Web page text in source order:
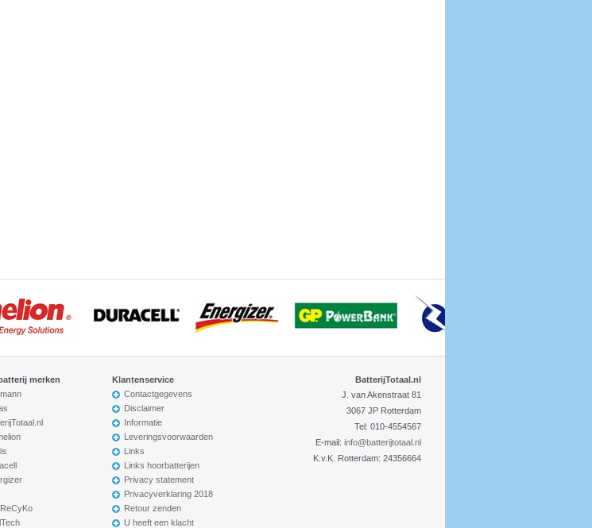
merken
Klantenservice
Contactgegevens
Disclaimer
Informatie
Leveringsvoorwaarden
Links
Links hoorbatterijen
Privacy statement
Privacyverklaring 2018
Retour zenden
U heeft een klacht
BatterijTotaal.nl
J. van Akenstraat 81
3067 JP Rotterdam
Tel: 010-4554567
E-mail: info@batterijtotaal.nl
K.v.K. Rotterdam: 24356664